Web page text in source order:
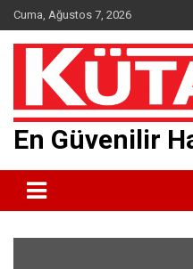
Skip
to
content
Cuma, Ağustos 7, 2026
En Güvenilir